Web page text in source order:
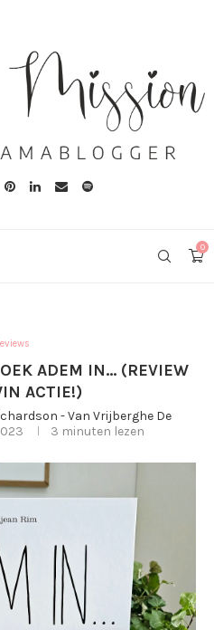
0
ADEM IN… (REVIEW
ACTIE!)
- Van Vrijberghe De
3 minuten lezen